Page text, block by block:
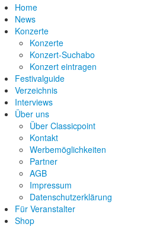
Home
News
Konzerte
Konzerte
Konzert-Suchabo
Konzert eintragen
Festivalguide
Verzeichnis
Interviews
Über uns
Über Classicpoint
Kontakt
Werbemöglichkeiten
Partner
AGB
Impressum
Datenschutzerklärung
Für Veranstalter
Shop